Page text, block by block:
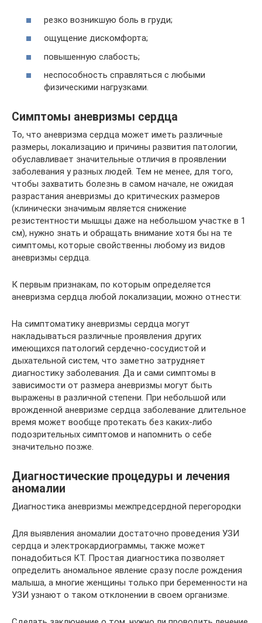
резко возникшую боль в груди;
ощущение дискомфорта;
повышенную слабость;
неспособность справляться с любыми
физическими нагрузками.
Симптомы аневризмы сердца
То, что аневризма сердца может иметь различные
размеры, локализацию и причины развития патологии,
обуславливает значительные отличия в проявлении
заболевания у разных людей. Тем не менее, для того,
чтобы захватить болезнь в самом начале, не ожидая
разрастания аневризмы до критических размеров
(клинически значимым является снижение
резистентности мышцы даже на небольшом участке в 1
см), нужно знать и обращать внимание хотя бы на те
симптомы, которые свойственны любому из видов
аневризмы сердца.
К первым признакам, по которым определяется
аневризма сердца любой локализации, можно отнести:
На симптоматику аневризмы сердца могут
накладываться различные проявления других
имеющихся патологий сердечно-сосудистой и
дыхательной систем, что заметно затрудняет
диагностику заболевания. Да и сами симптомы в
зависимости от размера аневризмы могут быть
выражены в различной степени. При небольшой или
врожденной аневризме сердца заболевание длительное
время может вообще протекать без каких-либо
подозрительных симптомов и напомнить о себе
значительно позже.
Диагностические процедуры и лечения
аномалии
Диагностика аневризмы межпредсердной перегородки
Для выявления аномалии достаточно проведения УЗИ
сердца и электрокардиограммы, также может
понадобиться КТ. Простая диагностика позволяет
определить аномальное явление сразу после рождения
малыша, а многие женщины только при беременности на
УЗИ узнают о таком отклонении в своем организме.